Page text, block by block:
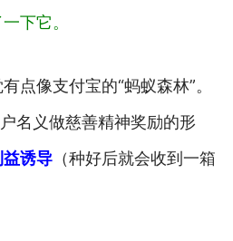
下它。
点像支付宝的“蚂蚁森林”。
名义做慈善精神奖励的形
益诱导 （种好后就会收到一箱